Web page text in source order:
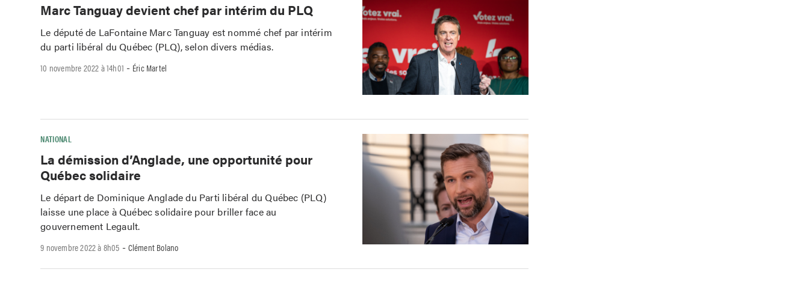
Marc Tanguay devient chef par intérim du PLQ
Le député de LaFontaine Marc Tanguay est nommé chef par intérim
du parti libéral du Québec (PLQ), selon divers médias.
10 novembre 2022 à 14h01 - Éric Martel
NATIONAL
La démission d’Anglade, une opportunité pour
Québec solidaire
Le départ de Dominique Anglade du Parti libéral du Québec (PLQ)
laisse une place à Québec solidaire pour briller face au
gouvernement Legault.
9 novembre 2022 à 8h05 -Clément Bolano